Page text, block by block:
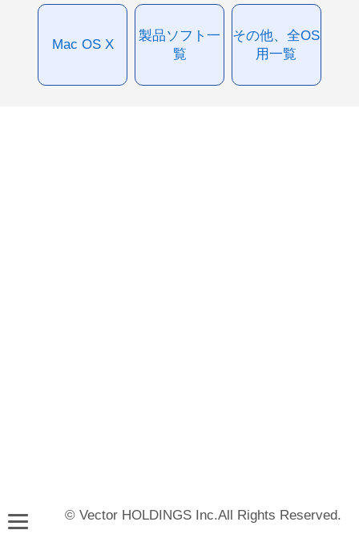
Mac OS X
製品ソフト一
覧
その他、全OS
用一覧
© Vector HOLDINGS Inc.All Rights Reserved.